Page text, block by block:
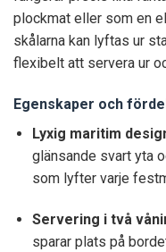
plockmat eller som en
skålarna kan lyftas ur
flexibelt att servera ur
Egenskaper och
Lyxig maritim
glänsande svart yta
som lyfter varje
Servering i två
sparar plats på